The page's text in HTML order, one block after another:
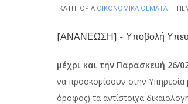
ΚΑΤΗΓΟΡΊΑ ΟΙΚΟΝΟΜΙΚΆ ΘΈΜΑΤΑ
[ΑΝΑΝΕΩΣΗ] - Υποβολή
μέχρι και την Παρασκευή 26/
να προσκομίσουν στην
όροφος) τα αντίστοιχα